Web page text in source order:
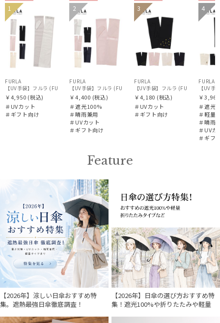
ギフト
向け
WOME
N
1
FURLA
【UV手袋】フルラ (FURLA) ロング ＵＶ手袋 リボン 指無し
￥4,950 (税込)
＃UVカット
＃ギフト向け
ギフト
向け
WOME
N
2
FURLA
【UV手袋】フルラ (FURLA) ミディアム ＵＶ手袋 リボン 指無し
￥4,400 (税込)
＃遮光100%
＃晴雨兼用
＃UVカット
＃ギフト向け
ギフト
向け
WOME
N
3
FURLA
【UV手袋】フルラ (FURLA) ショ
￥4,180 (税込)
＃UVカット
＃ギフト向け
ギフト
向け
N
4
FURLA
【UV
￥3,960
＃遮光
＃軽量
＃晴雨
＃UVカ
＃ギフ
Feature
【2026年】涼しい日傘おすすめ特
集。遮熱最強日傘徹底調査！
【2026年】日傘の選び方おすすめ特
集！遮光100%や折りたたみや軽量